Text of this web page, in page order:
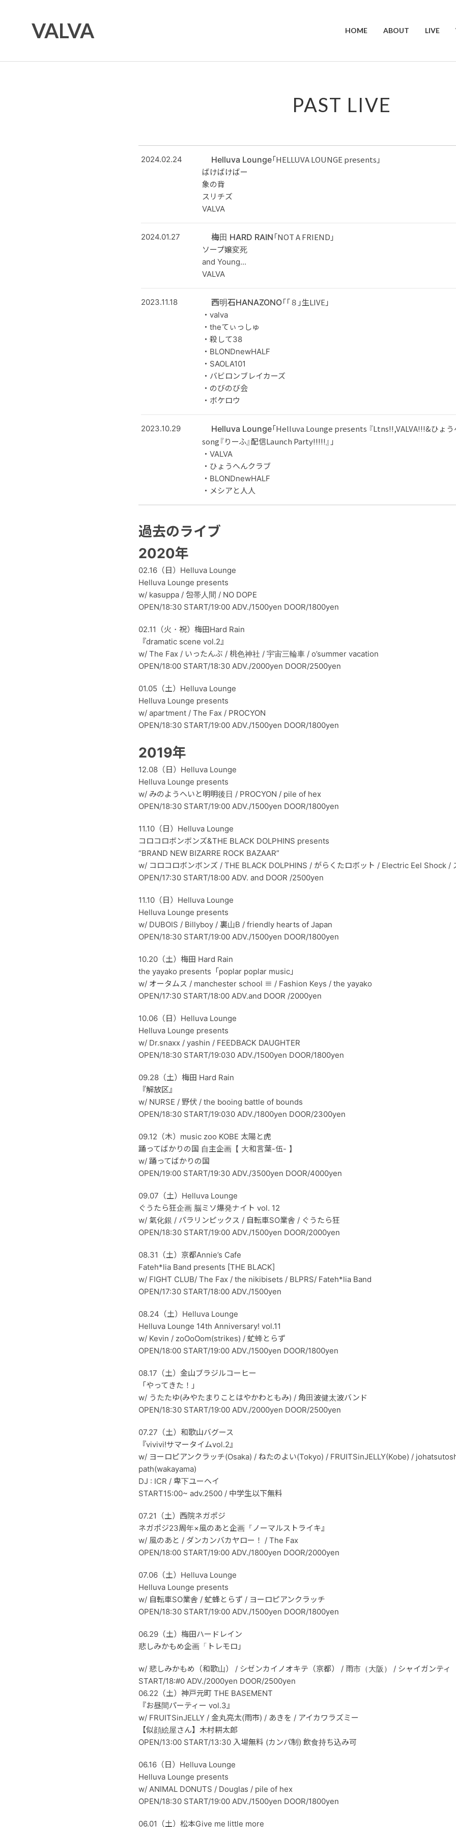
VALVA HOME ABOUT LIVE
PAST LIVE
2024.02.24 Helluva Lounge「HELLUVA LOUNGE presents」
ばけばけばー
象の背
スリチズ
VALVA
2024.01.27 梅田 HARD RAIN 「NOT A FRIEND」
ソープ嬢変死
and Young...
VALVA
2023.11.18 西明石HANAZONO「「８」生LIVE」
・valva
・theてぃっしゅ
・殺して38
・BLONDnewHALF
・SAOLA101
・バビロンブレイカーズ
・のびのび会
・ボケロウ
2023.10.29 Helluva Lounge「Helluva Lounge presents 『Ltns!!,VALVA!!!&ひょ
song『りーふ』配信Launch Party!!!!!』」
・VALVA
・ひょうへんクラブ
・BLONDnewHALF
・メシアと人人
過去のライブ
2020年
02.16（日）Helluva Lounge
Helluva Lounge presents
w/ kasuppa / 包帯人間 / NO DOPE
OPEN/18:30 START/19:00 ADV./1500yen DOOR/1800yen
02.11（火・祝）梅田Hard Rain
『dramatic scene vol.2』
w/ The Fax / いったんぶ / 桃色神社 / 宇宙三輪車 / o’summer vacation
OPEN/18:00 START/18:30 ADV./2000yen DOOR/2500yen
01.05（土）Helluva Lounge
Helluva Lounge presents
w/ apartment / The Fax / PROCYON
OPEN/18:30 START/19:00 ADV./1500yen DOOR/1800yen
2019年
12.08（日）Helluva Lounge
Helluva Lounge presents
w/ みのようへいと明明後日 / PROCYON / pile of hex
OPEN/18:30 START/19:00 ADV./1500yen DOOR/1800yen
11.10（日）Helluva Lounge
コロコロボンボンズ&THE BLACK DOLPHINS presents
“BRAND NEW BIZARRE ROCK BAZAAR”
w/ コロコロボンボンズ / THE BLACK DOLPHINS / がらくたロボット / Electric Eel Shock /
OPEN/17:30 START/18:00 ADV. and DOOR /2500yen
11.10（日）Helluva Lounge
Helluva Lounge presents
w/ DUBOIS / Billyboy / 裏山B / friendly hearts of Japan
OPEN/18:30 START/19:00 ADV./1500yen DOOR/1800yen
10.20（土）梅田 Hard Rain
the yayako presents「poplar poplar music」
w/ オータムス / manchester school ≡ / Fashion Keys / the yayako
OPEN/17:30 START/18:00 ADV.and DOOR /2000yen
10.06（日）Helluva Lounge
Helluva Lounge presents
w/ Dr.snaxx / yashin / FEEDBACK DAUGHTER
OPEN/18:30 START/19:030 ADV./1500yen DOOR/1800yen
09.28（土）梅田 Hard Rain
『解放区』
w/ NURSE / 野伏 / the booing battle of bounds
OPEN/18:30 START/19:030 ADV./1800yen DOOR/2300yen
09.12（木）music zoo KOBE 太陽と虎
踊ってばかりの国 自主企画【 大和言葉-伍- 】
w/ 踊ってばかりの国
OPEN/19:00 START/19:30 ADV./3500yen DOOR/4000yen
09.07（土）Helluva Lounge
ぐうたら狂企画 脳ミソ爆発ナイト vol. 12
w/ 氣化銀 / パラリンピックス / 自転車SO業舎 / ぐうたら狂
OPEN/18:30 START/19:00 ADV./1500yen DOOR/2000yen
08.31（土）京都Annie’s Cafe
Fateh*lia Band presents [THE BLACK]
w/ FIGHT CLUB/ The Fax / the nikibisets / BLPRS/ Fateh*lia Band
OPEN/17:30 START/18:00 ADV./1500yen
08.24（土）Helluva Lounge
Helluva Lounge 14th Anniversary! vol.11
w/ Kevin / zoOoOom(strikes) / 虻蜂とらず
OPEN/18:00 START/19:00 ADV./1500yen DOOR/1800yen
08.17（土）金山ブラジルコーヒー
「やってきた！」
w/ うたたゆ(みやたまりことはやかわともみ) / 角田波健太波バンド
OPEN/18:30 START/19:00 ADV./2000yen DOOR/2500yen
07.27（土）和歌山バグース
『vivivi!サマータイムvol.2』
w/ ヨーロピアンクラッチ(Osaka) / ねたのよい(Tokyo) / FRUITSinJELLY(Kobe) /
path(wakayama)
DJ : ICR / 卑下ユーヘイ
START15:00~ adv.2500 / 中学生以下無料
07.21（土）西院ネガポジ
ネガポジ23周年×風のあと企画『ノーマルストライキ』
w/ 風のあと / ダンカンバカヤロー！ / The Fax
OPEN/18:00 START/19:00 ADV./1800yen DOOR/2000yen
07.06（土）Helluva Lounge
Helluva Lounge presents
w/ 自転車SO業舎 / 虻蜂とらず / ヨーロピアンクラッチ
OPEN/18:30 START/19:00 ADV./1500yen DOOR/1800yen
06.29（土）梅田ハードレイン
悲しみかもめ企画「トレモロ」
w/ 悲しみかもめ（和歌山） / シゼンカイノオキテ（京都） / 雨市（大阪） / シャイガンティ
START/18:#0 ADV./2000yen DOOR/2500yen
06.22（土）神戸元町 THE BASEMENT
『お昼間パーティー vol.3』
w/ FRUITSinJELLY / 金丸亮太(雨市) / あきを / アイカワラズミー
【似顔絵屋さん】木村耕太郎
OPEN/13:00 START/13:30 入場無料 (カンパ制) 飲食持ち込み可
06.16（日）Helluva Lounge
Helluva Lounge presents
w/ ANIMAL DONUTS / Douglas / pile of hex
OPEN/18:30 START/19:00 ADV./1500yen DOOR/1800yen
06.01（土）松本Give me little more